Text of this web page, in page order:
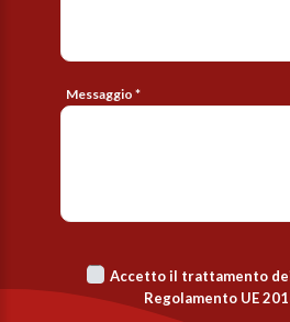
Messaggio *
Accetto il trattamento
Regolamento UE